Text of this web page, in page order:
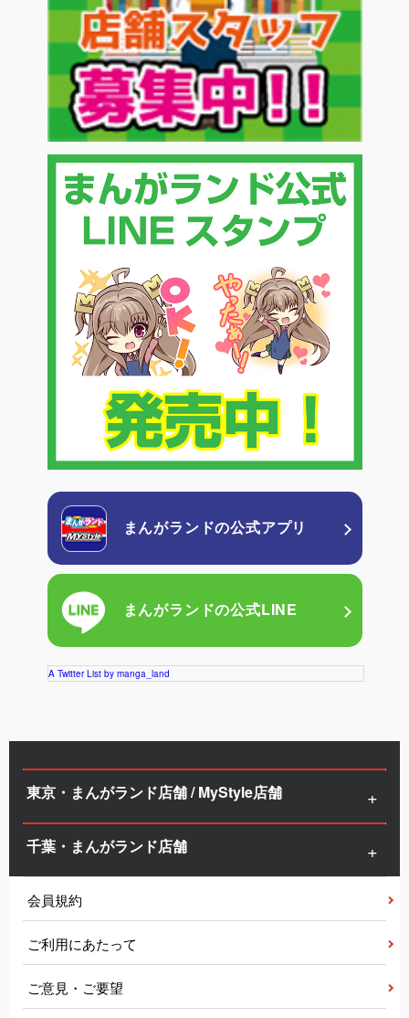
まんがランドの公式アプリ
まんがランドの公式LINE
A Twitter List by manga_land
東京・まんがランド店舗 / MyStyle店舗
千葉・まんがランド店舗
会員規約
ご利用にあたって
ご意見・ご要望